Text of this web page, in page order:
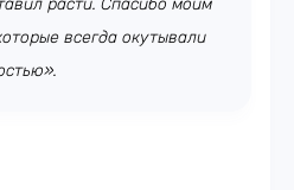
расти. Спасибо моим
всегда окутывали